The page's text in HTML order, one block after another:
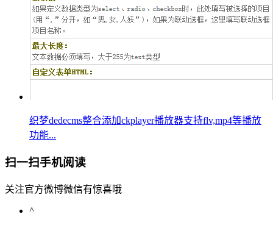
织梦dedecms整合添加ckplayer播放器支持flv,mp4等播放
功能...
扫一扫手机阅读
关注官方微博微信有惊喜哦
^